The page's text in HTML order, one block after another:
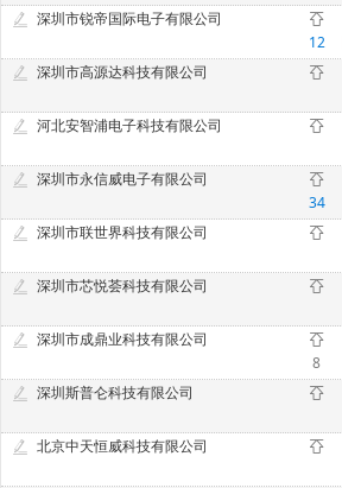
深圳市锐帝国际电子有限公司
12
深圳市高源达科技有限公司
河北安智浦电子科技有限公司
深圳市永信威电子有限公司
34
深圳市联世界科技有限公司
深圳市芯悦荟科技有限公司
深圳市成鼎业科技有限公司
8
深圳斯普仑科技有限公司
北京中天恒威科技有限公司